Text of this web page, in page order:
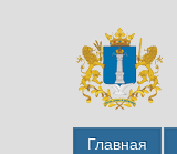
Главная